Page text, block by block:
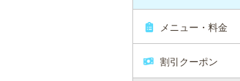
メニュー・料金
割引クーポン